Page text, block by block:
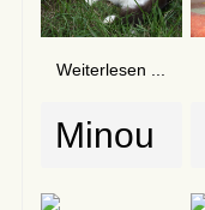
Weiterlesen ...
Minou